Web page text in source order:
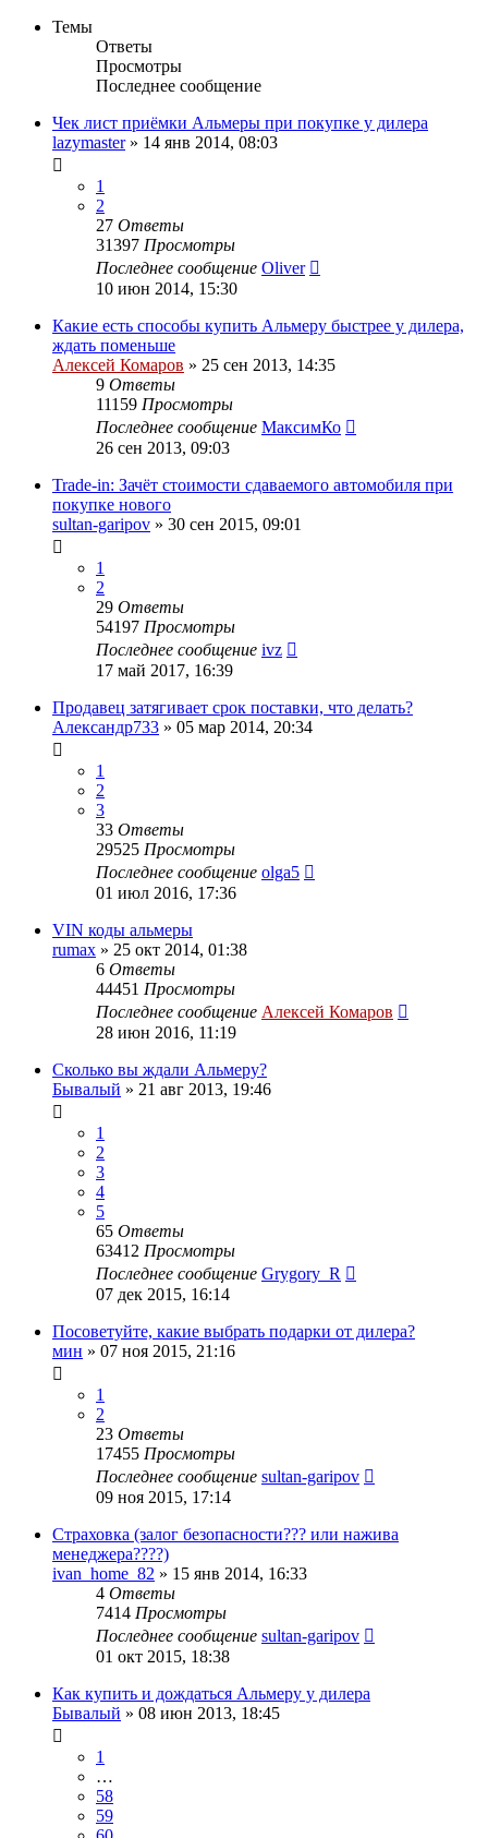
Темы
Ответы
Просмотры
Последнее сообщение
Чек лист приёмки Альмеры при покупке у дилера
lazymaster» 14 янв 2014, 08:03
1
2
27 Ответы
31397 Просмотры
Последнее сообщение Oliver
10 июн 2014, 15:30
Какие есть способы купить Альмеру быстрее у дилера,
ждать поменьше
Алексей Комаров » 25 сен 2013, 14:35
9 Ответы
11159 Просмотры
Последнее сообщение МаксимКо
26 сен 2013, 09:03
Trade-in: Зачёт стоимости сдаваемого автомобиля при
покупке нового
sultan-garipov » 30 сен 2015, 09:01
1
2
29 Ответы
54197 Просмотры
Последнее сообщение ivz
17 май 2017, 16:39
Продавец затягивает срок поставки, что делать?
Александр733 » 05 мар 2014, 20:34
1
2
3
33 Ответы
29525 Просмотры
Последнее сообщение olga5
01 июл 2016, 17:36
VIN коды альмеры
rumax » 25 окт 2014, 01:38
6 Ответы
44451 Просмотры
Последнее сообщение Алексей Комаров
28 июн 2016, 11:19
Сколько вы ждали Альмеру?
Бывалый » 21 авг 2013, 19:46
1
2
3
4
5
65 Ответы
63412 Просмотры
Последнее сообщение Grygory_R
07 дек 2015, 16:14
Посоветуйте, какие выбрать подарки от дилера?
мин » 07 ноя 2015, 21:16
1
2
23 Ответы
17455 Просмотры
Последнее сообщение sultan-garipov
09 ноя 2015, 17:14
Страховка (залог безопасности??? или нажива
менеджера????)
ivan_home_82 » 15 янв 2014, 16:33
4 Ответы
7414 Просмотры
Последнее сообщение sultan-garipov
01 окт 2015, 18:38
Как купить и дождаться Альмеру у дилера
Бывалый » 08 июн 2013, 18:45
1
…
58
59